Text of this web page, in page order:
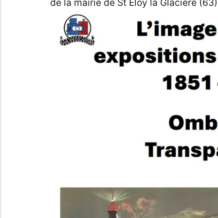
de la mairie de St Eloy la Glacière